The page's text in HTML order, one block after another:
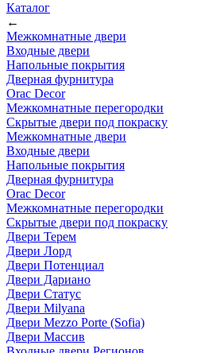
Каталог
←
Межкомнатные двери
Входные двери
Напольные покрытия
Дверная фурнитура
Orac Decor
Межкомнатные перегородки
Скрытые двери под покраскy
Межкомнатные двери
Входные двери
Напольные покрытия
Дверная фурнитура
Orac Decor
Межкомнатные перегородки
Скрытые двери под покраскy
Двери Терем
Двери Лорд
Двери Потенциал
Двери Дариано
Двери Статус
Двери Milyana
Двери Mezzo Porte (Sofia)
Двери Массив